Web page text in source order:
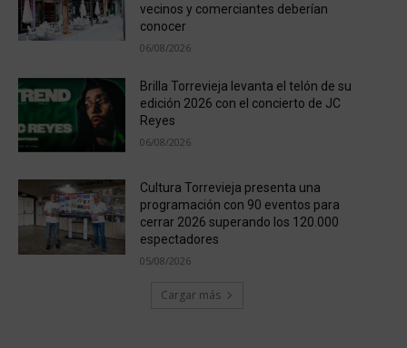
vecinos y comerciantes deberían
conocer
06/08/2026
Brilla Torrevieja levanta el telón de su
edición 2026 con el concierto de JC
Reyes
06/08/2026
Cultura Torrevieja presenta una
programación con 90 eventos para
cerrar 2026 superando los 120.000
espectadores
05/08/2026
Cargar más